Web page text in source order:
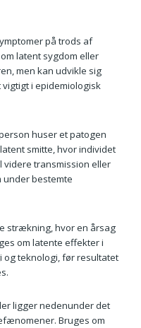
på trods af
latent sygdom eller
men kan udvikle sig
i epidemiologisk
huser et patogen
smitte, hvor individet
transmission eller
under bestemte
strækning, hvor en årsag
om latente effekter i
og teknologi, før resultatet
ligger nedenunder det
Bruges om